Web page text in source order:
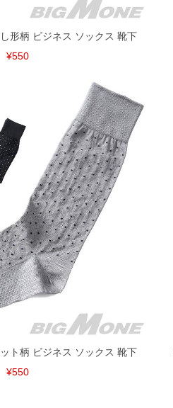
形柄 ビジネス ソックス 靴下
¥550
ト柄 ビジネス ソックス 靴下
¥550